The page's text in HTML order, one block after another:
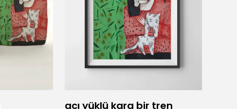
acı yüklü kara bir tren